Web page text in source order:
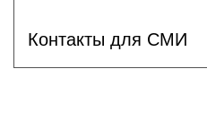
Контакты для СМИ